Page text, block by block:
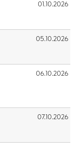
01.10.2026
05.10.2026
06.10.2026
07.10.2026